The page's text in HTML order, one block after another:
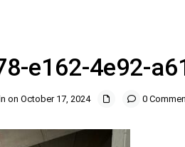
e162-4e92-
on October 17, 2024 0